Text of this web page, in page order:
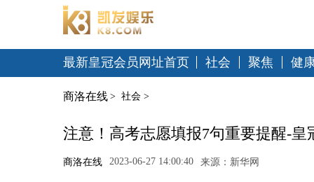
最新皇冠会员网址首页 社会 聚焦 健
商洛在线 > 社会 >
注意！高考志愿填报7句重要提醒-皇
商洛在线 2023-06-27 14:00:40 来源：新华网